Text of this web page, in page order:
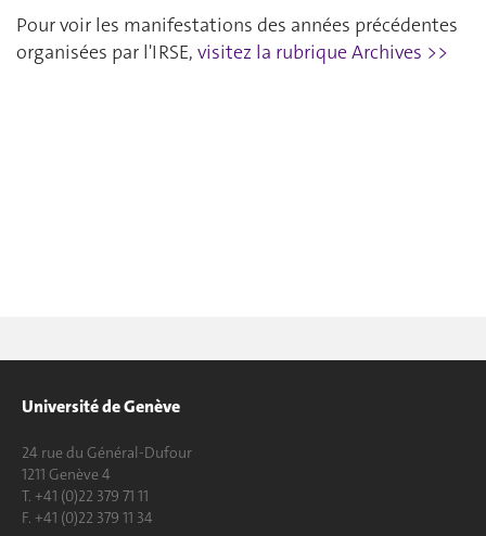
Pour voir les manifestations des années précédentes
organisées par l'IRSE, visitez la rubrique Archives >>
Université de Genève
24 rue du Général-Dufour
1211 Genève 4
T. +41 (0)22 379 71 11
F. +41 (0)22 379 11 34